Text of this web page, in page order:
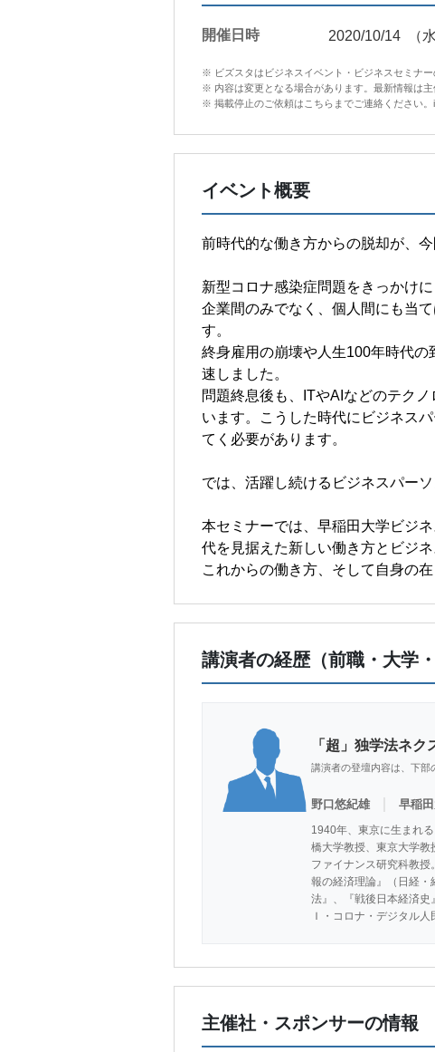
開催日時 2020/10/14 （
※ ビズスタはビジネスイベント・ビジネスセミナー
※ 内容は変更となる場合があります。最新情報は主
※ 掲載停止のご依頼はこちらまでご連絡ください
イベント概要
前時代的な働き方からの脱却が、
新型コロナ感染症問題をきっかけ
企業間のみでなく、個人間にも当
す。
終身雇用の崩壊や人生100年時代
速しました。
問題終息後も、ITやAIなどのテク
います。こうした時代にビジネス
てく必要があります。
では、活躍し続けるビジネスパー
本セミナーでは、早稲田大学ビジ
代を見据えた新しい働き方とビジ
これからの働き方、そして自身の
講演者の経歴（前職・大学
「超」独学法ネ
講演者の登壇内容は、下部
野口悠紀雄 早稲
1940年、東京に生まれ
橋大学教授、東京大学
ファイナンス研究科教
報の経済理論』（日経・
法』、『戦後日本経済史
Ｉ・コロナ・デジタル
主催社・スポンサーの情報